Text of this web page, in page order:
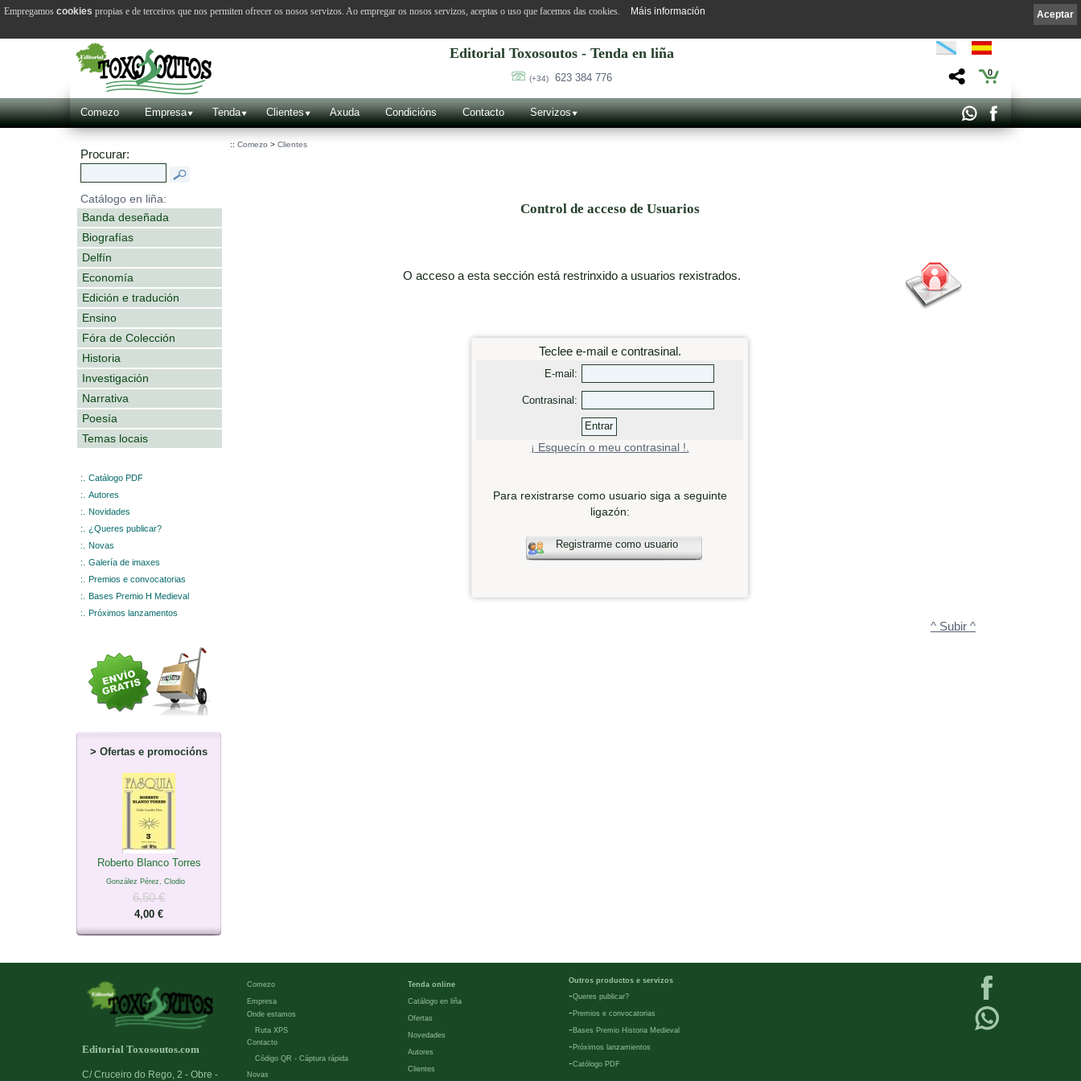
Editorial Toxosoutos - Tenda en liña
(+34) 623 384 776 0
Comezo Empresa Tenda Clientes Axuda Condicións Contacto Servizos
Procurar:
Catálogo en liña:
Banda deseñada
Biografías
Delfín
Economía
Edición e tradución
Ensino
Fóra de Colección
Historia
Investigación
Narrativa
Poesía
Temas locais
:.
Catálogo PDF
:.
Autores
:.
Novidades
:.
¿Queres publicar?
:.
Novas
:.
Galería de imaxes
:.
Premios e convocatorias
:.
Bases Premio H Medieval
:.
Próximos lanzamentos
> Ofertas e promocións
Roberto Blanco Torres
González Pérez, Clodio
6,50 €
4,00 €
:: Comezo > Clientes
Control de acceso de Usuarios
O acceso a esta sección está restrinxido a usuarios rexistrados.
Teclee e-mail e contrasinal.
E-mail:
Contrasinal:
¡ Esquecín o meu contrasinal !.
Para rexistrarse como usuario siga a seguinte
ligazón:
Registrarme como usuario
^ Subir ^
Editorial Toxosoutos.com
C/ Cruceiro do Rego, 2 - Obre -
Comezo
Empresa
Onde estamos
Ruta XPS
Contacto
Código QR - Cáptura rápida
Novas
Tenda online
Catálogo en liña
Ofertas
Novedades
Autores
Clientes
Outros productos e servizos
-Queres publicar?
- Premios e convocatorias
- Bases Premio Historia Medieval
- Próximos lanzamientos
-Católogo PDF
Aceptar
Empregamos cookies propias e de terceiros que nos permiten ofrecer os nosos servizos. Ao empregar os nosos servizos, aceptas o uso que facemos das cookies. Máis información